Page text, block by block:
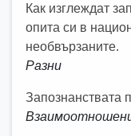
Как изглеждат
опита си в
необвързаните.
Разни
Запознанствата